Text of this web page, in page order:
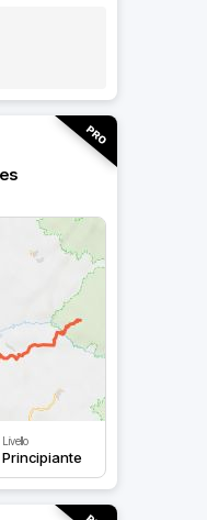
Livello
Principiante